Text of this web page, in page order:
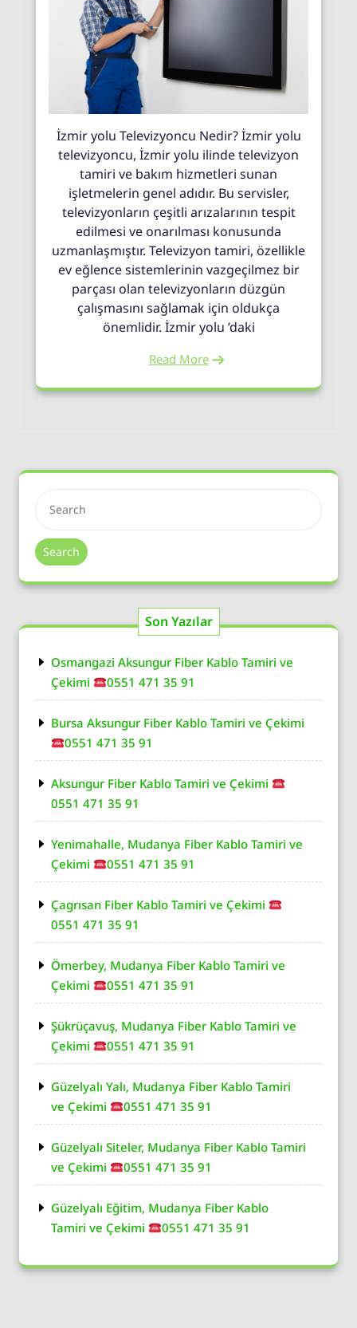
İzmir yolu Televizyoncu Nedir? İzmir yolu
televizyoncu, İzmir yolu ilinde televizyon
tamiri ve bakım hizmetleri sunan
işletmelerin genel adıdır. Bu servisler,
televizyonların çeşitli arızalarının tespit
edilmesi ve onarılması konusunda
uzmanlaşmıştır. Televizyon tamiri, özellikle
ev eğlence sistemlerinin vazgeçilmez bir
parçası olan televizyonların düzgün
çalışmasını sağlamak için oldukça
önemlidir. İzmir yolu ’daki
Read More
Search
Son Yazılar
Osmangazi Aksungur Fiber Kablo Tamiri ve
Çekimi
0551 471 35 91
Bursa Aksungur Fiber Kablo Tamiri ve Çekimi
0551 471 35 91
Aksungur Fiber Kablo Tamiri ve Çekimi
0551 471 35 91
Yenimahalle, Mudanya Fiber Kablo Tamiri ve
Çekimi
0551 471 35 91
Çagrısan Fiber Kablo Tamiri ve Çekimi
0551 471 35 91
Ömerbey, Mudanya Fiber Kablo Tamiri ve
Çekimi
0551 471 35 91
Şükrüçavuş, Mudanya Fiber Kablo Tamiri ve
Çekimi
0551 471 35 91
Güzelyalı Yalı, Mudanya Fiber Kablo Tamiri
ve Çekimi
0551 471 35 91
Güzelyalı Siteler, Mudanya Fiber Kablo Tamiri
ve Çekimi
0551 471 35 91
Güzelyalı Eğitim, Mudanya Fiber Kablo
Tamiri ve Çekimi
0551 471 35 91